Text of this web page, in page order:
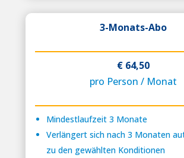
3-Monats-Abo
€ 64,50
pro Person / Monat
Mindestlaufzeit 3 Monate
Verlängert sich nach 3 Monaten
zu den gewählten Konditionen